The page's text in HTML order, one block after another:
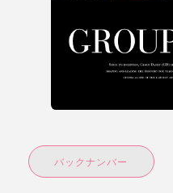
バックナンバー